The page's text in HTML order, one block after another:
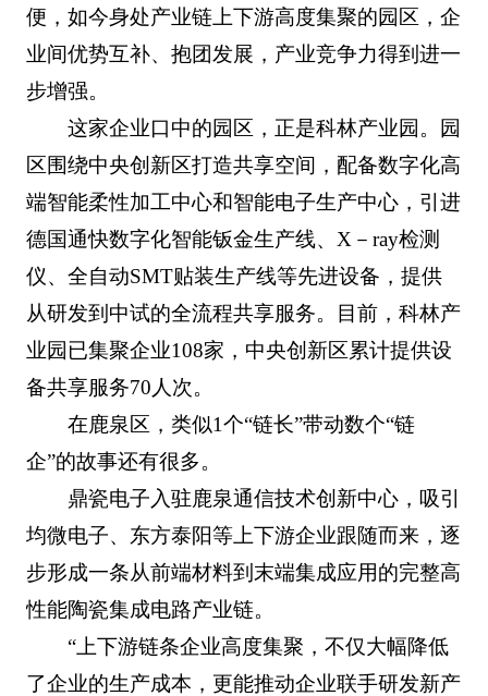
便，如今身处产业链上下游高度集聚的园区，企
业间优势互补、抱团发展，产业竞争力得到进一
步增强。
这家企业口中的园区，正是科林产业园。园
区围绕中央创新区打造共享空间，配备数字化高
端智能柔性加工中心和智能电子生产中心，引进
德国通快数字化智能钣金生产线、X－ray检测
仪、全自动SMT贴装生产线等先进设备，提供
从研发到中试的全流程共享服务。目前，科林产
业园已集聚企业108家，中央创新区累计提供设
备共享服务70人次。
在鹿泉区，类似1个“链长”带动数个“链
企”的故事还有很多。
鼎瓷电子入驻鹿泉通信技术创新中心，吸引
均微电子、东方泰阳等上下游企业跟随而来，逐
步形成一条从前端材料到末端集成应用的完整高
性能陶瓷集成电路产业链。
“上下游链条企业高度集聚，不仅大幅降低
了企业的生产成本，更能推动企业联手研发新产